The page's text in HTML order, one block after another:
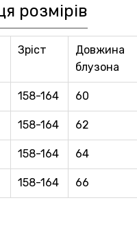
розмірів
Зріст
Довжина
блузона
158-164 60
158-164 62
158-164 64
158-164 66